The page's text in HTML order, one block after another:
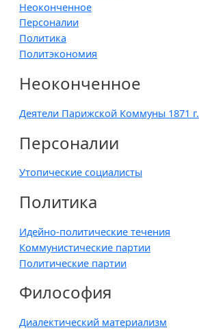
Неоконченное
Персоналии
Политика
Политэкономия
Неоконченное
Деятели Парижской Коммуны 1871 г.
Персоналии
Утопические социалисты
Политика
Идейно-политические течения
Коммунистические партии
Политические партии
Философия
Диалектический материализм